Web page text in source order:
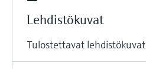
Lehdistökuvat
Tulostettavat lehdistökuvat